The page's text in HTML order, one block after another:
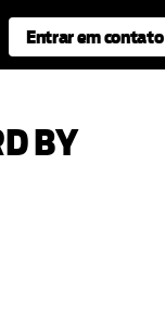
Entrar em contato
BY